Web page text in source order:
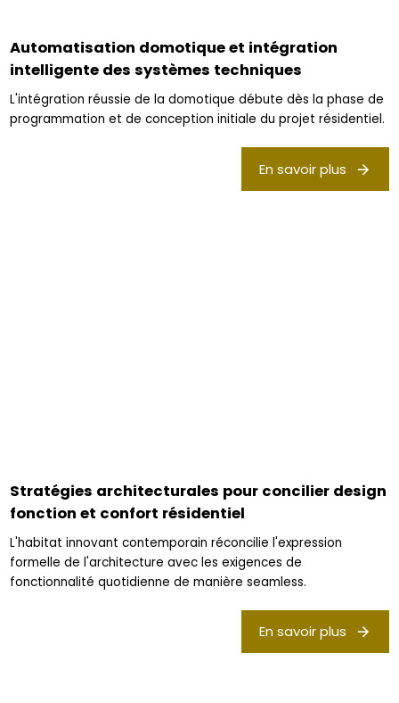
Automatisation domotique et intégration
intelligente des systèmes techniques
L'intégration réussie de la domotique débute dès la phase de
programmation et de conception initiale du projet résidentiel.
En savoir plus
Stratégies architecturales pour concilier design
fonction et confort résidentiel
L'habitat innovant contemporain réconcilie l'expression
formelle de l'architecture avec les exigences de
fonctionnalité quotidienne de manière seamless.
En savoir plus